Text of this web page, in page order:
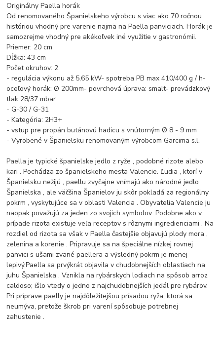
Originálny Paella horák
Od renomovaného Španielskeho výrobcu s viac ako 70 ročnou
históriou vhodný pre varenie najmä na Paella panviciach. Horák je
samozrejme vhodný pre akékoľvek iné využitie v gastronómii.
Priemer: 20 cm
Dĺžka: 43 cm
Počet okruhov: 2
- regulácia výkonu až 5,65 kW- spotreba PB max 410/400 g / h-
oceľový horák: Ø 200mm- povrchová úprava: smalt- prevádzkový
tlak 28/37 mbar
- G-30 / G-31
- Kategória: 2H3+
- vstup pre propán butánovú hadicu s vnútorným Ø 8 - 9 mm
- Vyrobené v Španielsku renomovaným výrobcom Garcima s.l.
Paella je typické španielske jedlo z ryže , podobné rizote alebo
kari . Pochádza zo španielskeho mesta Valencie. Ľudia , ktorí v
Španielsku nežijú , paellu zvyčajne vnímajú ako národné jedlo
Španielska , ale väčšina Španielov ju skôr pokladá za regionálny
pokrm , vyskytujúce sa v oblasti Valencia . Obyvatelia Valencie ju
naopak považujú za jeden zo svojich symbolov .Podobne ako v
prípade rizota existuje veľa receptov s rôznymi ingredienciami . Na
rozdiel od rizota sa však v Paella častejšie objavujú plody mora ,
zelenina a korenie . Pripravuje sa na špeciálne nízkej rovnej
panvici s ušami zvané paellera a výsledný pokrm je menej
lepivý.Paella sa prvýkrát objavila v chudobnejších oblastiach na
juhu Španielska . Vznikla na rybárskych lodiach na spôsob arroz
caldoso; išlo vtedy o jedno z najchudobnejších jedál pre rybárov.
Pri príprave paelly je najdôležitejšou prísadou ryža, ktorá sa
neumýva, pretože škrob pri varení spôsobuje potrebnej
zahustenie .